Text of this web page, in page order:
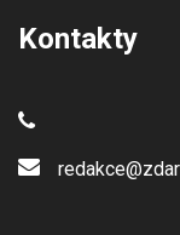
Kontakty